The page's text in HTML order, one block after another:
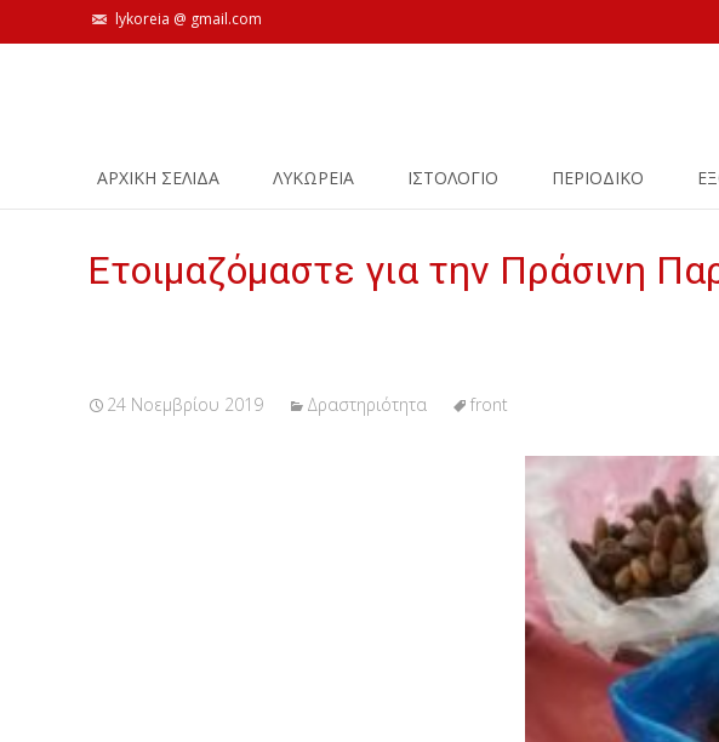
lykoreia @ gmail.com
ΑΡΧΙΚΗ ΣΕΛΙΔΑ ΛΥΚΩΡΕΙΑ ΙΣΤΟΛΌΓΙΟ ΠΕΡΙΟΔΙΚΟ
Ετοιμαζόμαστε για την Πράσινη
24 Νοεμβρίου 2019 Δραστηριότητα front